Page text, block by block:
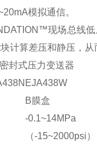
模拟通信。
现场总线
计算差压和静压，
封式压力变送器
EJA438W
B膜盒
-0.1~14MPa
（-15~2000psi）